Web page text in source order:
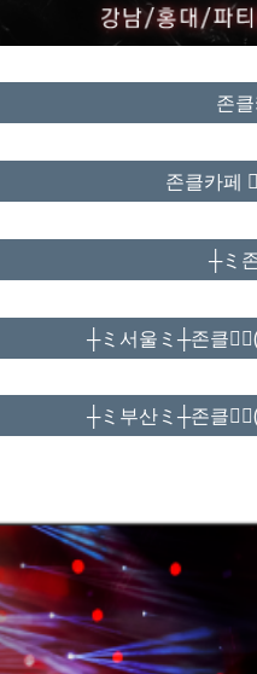
존
존클카페
┼ミ
┼ミ서울ミ┼존클
┼ミ부산ミ┼존클